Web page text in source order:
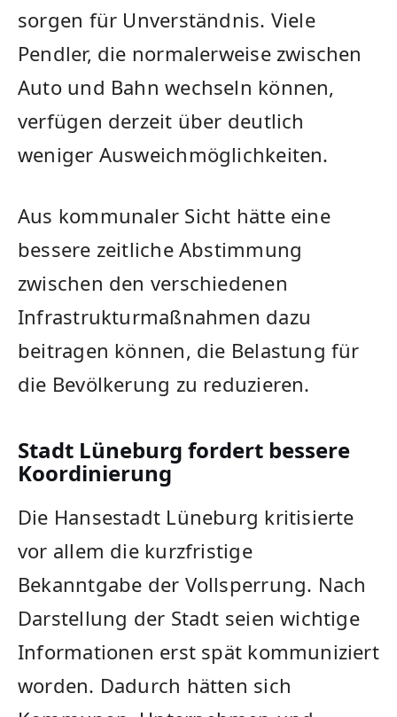
sorgen für Unverständnis. Viele
Pendler, die normalerweise zwischen
Auto und Bahn wechseln können,
verfügen derzeit über deutlich
weniger Ausweichmöglichkeiten.
Aus kommunaler Sicht hätte eine
bessere zeitliche Abstimmung
zwischen den verschiedenen
Infrastrukturmaßnahmen dazu
beitragen können, die Belastung für
die Bevölkerung zu reduzieren.
Stadt Lüneburg fordert bessere
Koordinierung
Die Hansestadt Lüneburg kritisierte
vor allem die kurzfristige
Bekanntgabe der Vollsperrung. Nach
Darstellung der Stadt seien wichtige
Informationen erst spät kommuniziert
worden. Dadurch hätten sich